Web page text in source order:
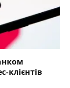
клієнтів